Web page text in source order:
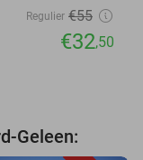
Regulier €55
€32,50
Geleen: